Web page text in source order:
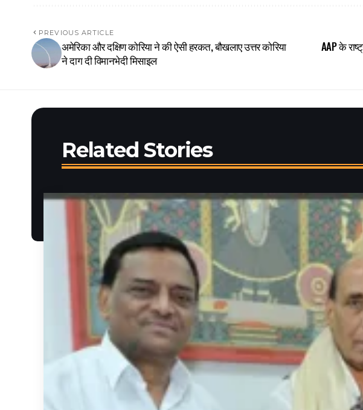
PREVIOUS ARTICLE
अमेरिका और दक्षिण कोरिया ने की ऐसी हरकत, बौखलाए उत्तर कोरिया
ने दाग दी विमानभेदी मिसाइल
AAP के
Related Stories